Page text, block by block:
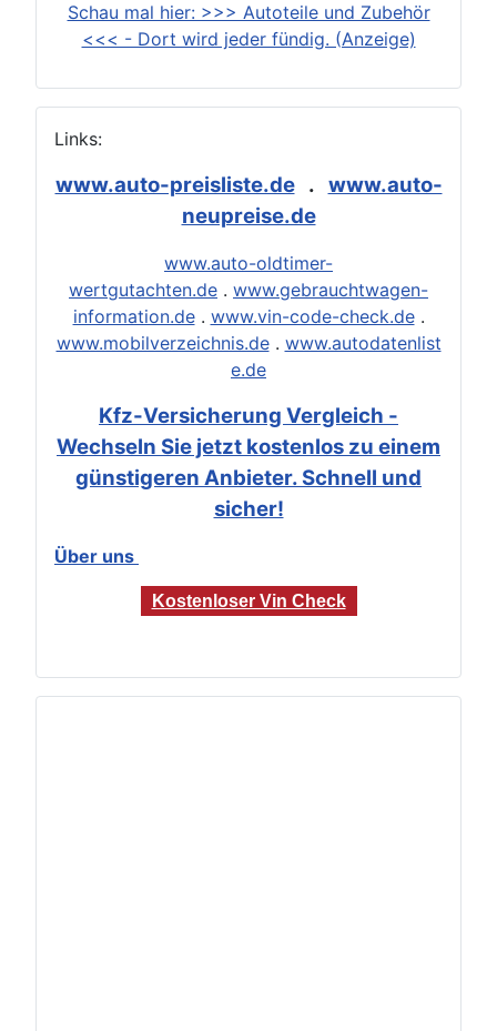
Schau mal hier: >>> Autoteile und Zubehör
<<< - Dort wird jeder fündig. (Anzeige)
Links:
www.auto-preisliste.de. www.auto-
neupreise.de
www.auto-oldtimer-
wertgutachten.de . www.gebrauchtwagen-
information.de. www.vin-code-check.de.
www.mobilverzeichnis.de. www.autodatenlist
e.de
Kfz-Versicherung Vergleich -
Wechseln Sie jetzt kostenlos zu einem
günstigeren Anbieter. Schnell und
sicher!
Über uns
Kostenloser Vin Check